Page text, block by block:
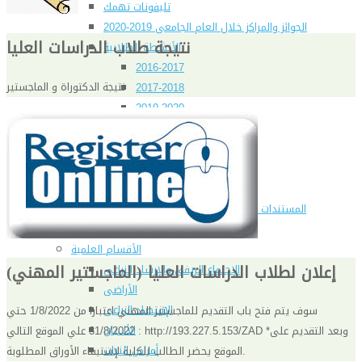
تليفونات تهمك
الجوائز والمراكز خلال العام الجامعى 2019-2020
الأنشطة الطلابية
2016-2017
2017-2018
2019-2020
2020-2021
الخريجون
ملتقى الخريجين
خريجى الكلية
المستندات المطلوبة لاستخراج شهادات التخرج
الحياة الأكاديمية
الأقسام العلمية
الإجتماع الريفي والإرشاد الزراعي
الأراضى
الإقتصاد الزراعى
الألـــبان
أمراض النبات
نتيجة طلاب الدراسات العليا
نتيجة الدكتوراة و الماجستير
إعلان لطلاب الدراسات العليا (الماجستير المهني)
سوف يتم فتح باب التقديم للماجستير المهني اعتبارا من 1/8/2022 حتي
31/8/2022 علي الموقع التالي : http://193.227.5.153/ZAD *وبعد التقديم على
الموقع يحضر الطالب للكلية لإستيفاء الأوراق المطلوبة.